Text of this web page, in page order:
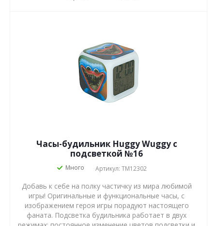
Часы-будильник Huggy Wuggy с
подсветкой №16
Много Артикул: TM12302
Добавь к себе на полку частичку из мира любимой
игры! Оригинальные и функциональные часы, с
изображением героя игры порадуют настоящего
фаната. Подсветка будильника работает в двух